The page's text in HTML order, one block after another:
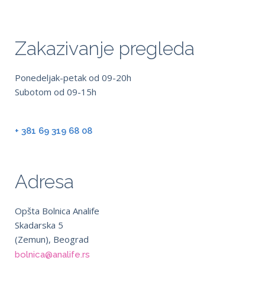
Zakazivanje pregleda
Ponedeljak-petak od 09-20h
Subotom od 09-15h
+ 381 69 319 68 08
Adresa
Opšta Bolnica Analife
Skadarska 5
(Zemun), Beograd
bolnica@analife.rs